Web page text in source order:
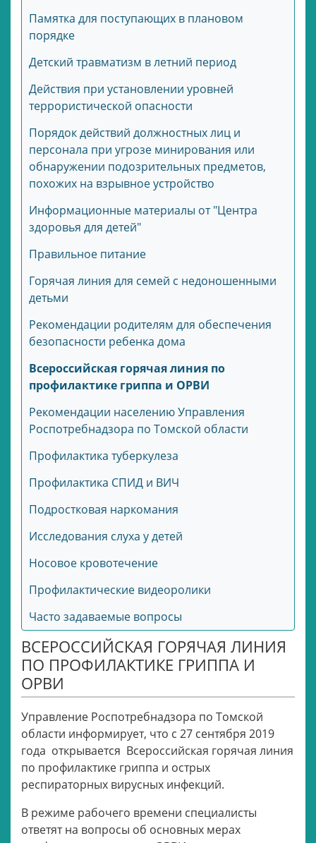
Памятка для поступающих в плановом
порядке
Детский травматизм в летний период
Действия при установлении уровней
террористической опасности
Порядок действий должностных лиц и
персонала при угрозе минирования или
обнаружении подозрительных предметов,
похожих на взрывное устройство
Информационные материалы от "Центра
здоровья для детей"
Правильное питание
Горячая линия для семей с недоношенными
детьми
Рекомендации родителям для обеспечения
безопасности ребенка дома
Всероссийская горячая линия по
профилактике гриппа и ОРВИ
Рекомендации населению Управления
Роспотребнадзора по Томской области
Профилактика туберкулеза
Профилактика СПИД и ВИЧ
Подростковая наркомания
Исследования слуха у детей
Носовое кровотечение
Профилактические видеоролики
Часто задаваемые вопросы
ВСЕРОССИЙСКАЯ ГОРЯЧАЯ ЛИНИЯ
ПО ПРОФИЛАКТИКЕ ГРИППА И
ОРВИ
Управление Роспотребнадзора по Томской
области информирует, что с 27 сентября 2019
года открывается Всероссийская горячая линия
по профилактике гриппа и острых
респираторных вирусных инфекций.
В режиме рабочего времени специалисты
ответят на вопросы об основных мерах